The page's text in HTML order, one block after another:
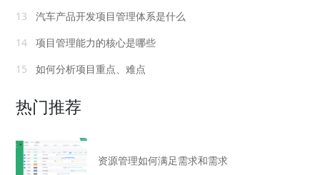
13
汽车产品开发项目管理体系是什么
14
项目管理能力的核心是哪些
15
如何分析项目重点、难点
热门推荐
资源管理如何满足需求和需求